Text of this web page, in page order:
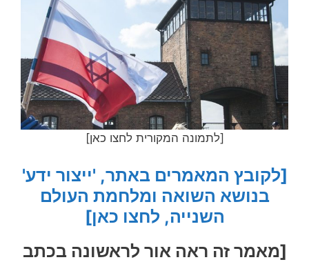
[לתמונה המקורית לחצו כאן]
[לקובץ המאמרים באתר, 'ייצור ידע'
בנושא השואה ומלחמת העולם
השנייה, לחצו כאן]
[מאמר זה ראה אור לראשונה בכתב